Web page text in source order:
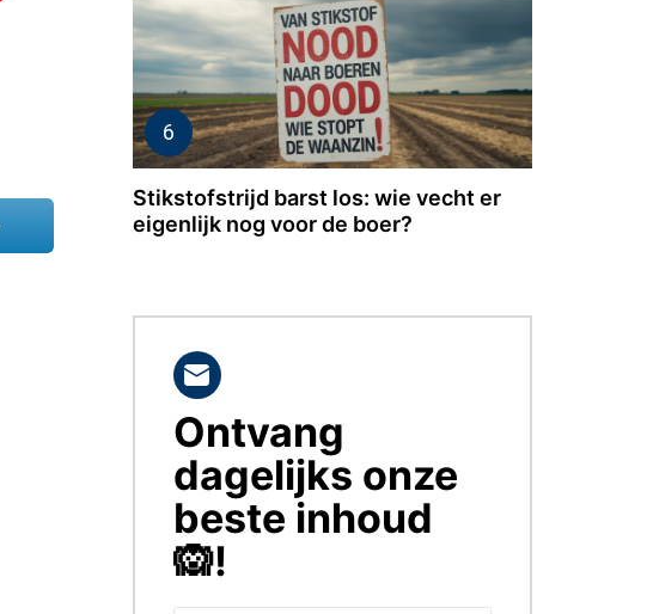
Stikstofstrijd barst los: wie vecht er
eigenlijk nog voor de boer?
BLIJF
OP
DE
HOOGTE!
Ontvang
dagelijks onze
beste inhoud
🙉!